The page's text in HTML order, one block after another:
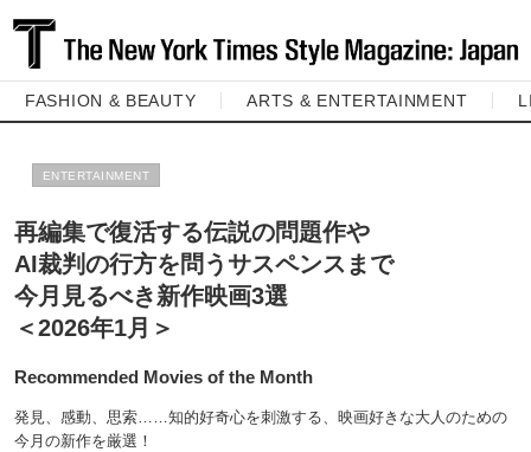
FASHION & BEAUTY ARTS & ENTERTAINMENT
ENTERTAINMENT
再編集で復活する伝説の問題作や
AI裁判の行方を問うサスペンスまで
今月見るべき新作映画3選
＜2026年1月＞
Recommended Movies of the Month
発見、感動、思索……知的好奇心を刺激する、映画好きな大人のための
今月の新作を厳選！